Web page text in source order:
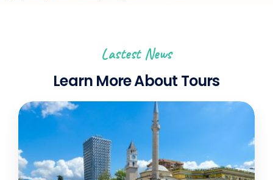
Lastest News
Learn More About Tours